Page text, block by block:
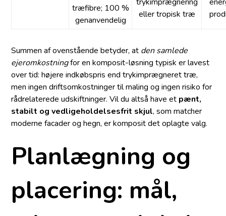
træfibre; 100 %
genanvendelig
eller tropisk træ
Summen af ovenstående betyder, at den samlede
ejeromkostningfor en komposit-løsning typisk er lavest
over tid: højere indkøbspris end trykimprægneret træ,
men ingen driftsomkostninger til maling og ingen risiko for
rådrelaterede udskiftninger. Vil du altså have et pænt,
stabilt og vedligeholdelsesfrit skjul, som matcher
moderne facader og hegn, er komposit det oplagte valg.
Planlægning og
placering: mål,